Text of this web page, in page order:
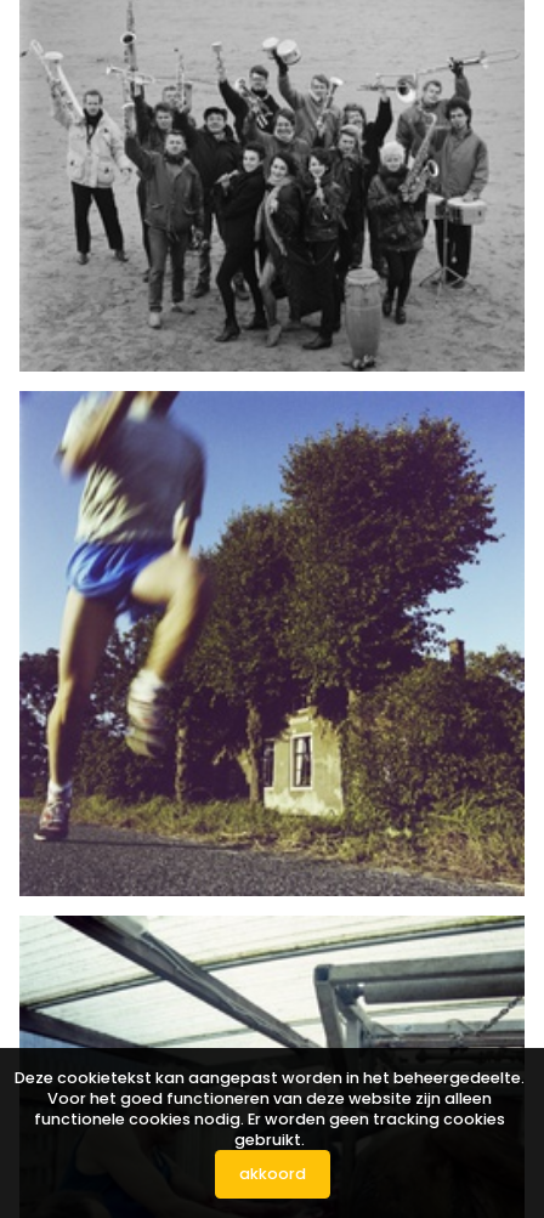
Deze cookietekst kan aangepast worden in het beheergedeelte.
Voor het goed functioneren van deze website zijn alleen
functionele cookies nodig. Er worden geen tracking cookies
gebruikt.
akkoord